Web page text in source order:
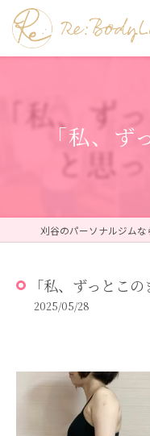
「私、ず
「私、ずっとこの
2025/05/28